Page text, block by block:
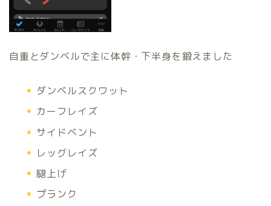
自重とダンベルで主に体幹・下半身を鍛えました
ダンベルスクワット
カーフレイズ
サイドベント
レッグレイズ
腿上げ
プランク